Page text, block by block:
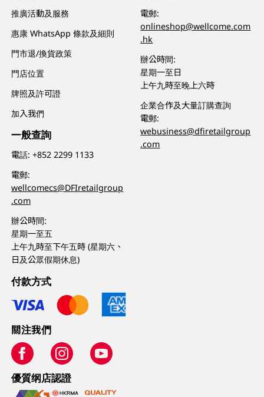
推廣活動及服務
惠康 WhatsApp 條款及細則
門市退/換貨政策
門店位置
牌照及許可證
加入我們
一般查詢
電話:+852 2299 1133
電郵:
wellcomecs@DFIretailgroup
.com
辦公時間:
星期一至五
上午九時至下午五時 (星期六、
日及公眾假期休息)
電郵:
onlineshop@wellcome.com
.hk
辦公時間:
星期一至日
上午九時至晚上六時
企業合作及大量訂購查詢
電郵:
webusiness@dfiretailgroup
.com
付款方式
關注我們
優質纲店認證